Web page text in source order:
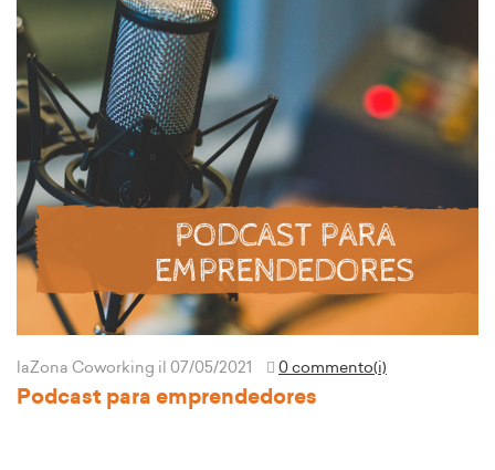
laZona Coworking il 07/05/2021 0 commento(i)
Podcast para emprendedores